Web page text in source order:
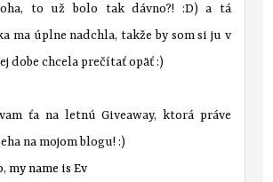
to už bolo tak dávno?! :D) a tá
ma úplne nadchla, takže by som si ju v
dobe chcela prečítať opäť :)
ťa na letnú Giveaway, ktorá práve
na mojom blogu! :)
my name is Ev